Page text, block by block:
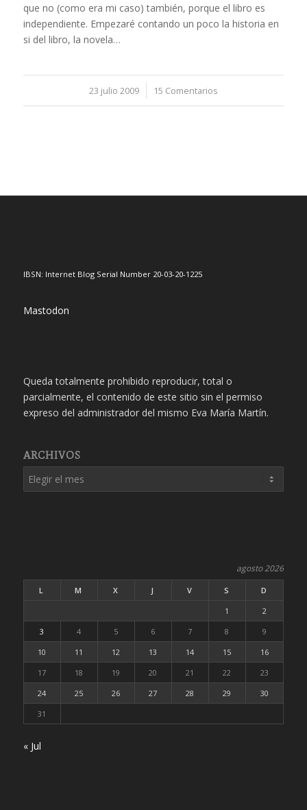
que no (como era mi caso) también, porque el libro es
independiente. Empezaré contando un poco la historia en
si del libro, la novela…
23 julio 2009
/ 15 Comentarios
IBSN: Internet Blog Serial Number 20-03-20-1225
Mastodon
Queda totalmente prohibido reproducir, total o
parcialmente, el contenido de este sitio sin el permiso
expreso del administrador del mismo Eva María Martín.
ARCHIVOS
agosto 2026
L M X J V S
D
1
2
3
4 5 6 7 8
9
10
11 12 13 14 15
16
17
18 19 20 21 22
23
24
25 26 27 28 29
30
31
« Jul